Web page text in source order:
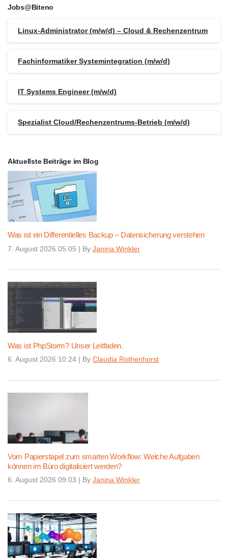
Jobs@Biteno
Linux-Administrator (m/w/d) – Cloud & Rechenzentrum
Fachinformatiker Systemintegration (m/w/d)
IT Systems Engineer (m/w/d)
Spezialist Cloud/Rechenzentrums-Betrieb (m/w/d)
Aktuellste Beiträge im Blog
Was ist ein Differentielles Backup – Datensicherung verstehen
7. August 2026 05:05 | By Janina Winkler
Was ist PhpStorm? Unser Leitfaden.
6. August 2026 10:24 | By Claudia Rothenhorst
Vom Papierstapel zum smarten Workflow: Welche Aufgaben
können im Büro digitalisiert werden?
6. August 2026 09:03 | By Janina Winkler